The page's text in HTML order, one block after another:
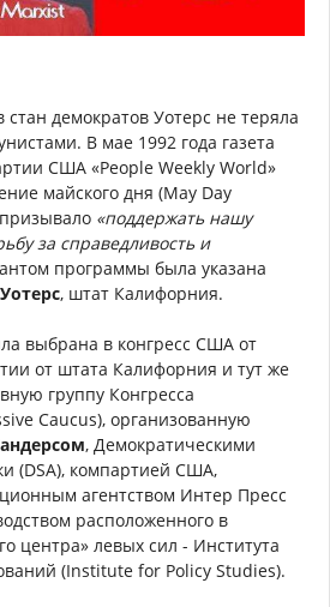
демократов Уотерс не теряла
В мае 1992 года газета
США «People Weekly World»
майского дня (May Day
«поддержать нашу
за справедливость и
программы была указана
, штат Калифорния.
выбрана в конгресс США от
от штата Калифорния и тут же
группу Конгресса
Caucus), организованную
, Демократическими
(DSA), компартией США,
агентством Интер Пресс
расположенного в
центра» левых сил - Института
(Institute for Policy Studies).